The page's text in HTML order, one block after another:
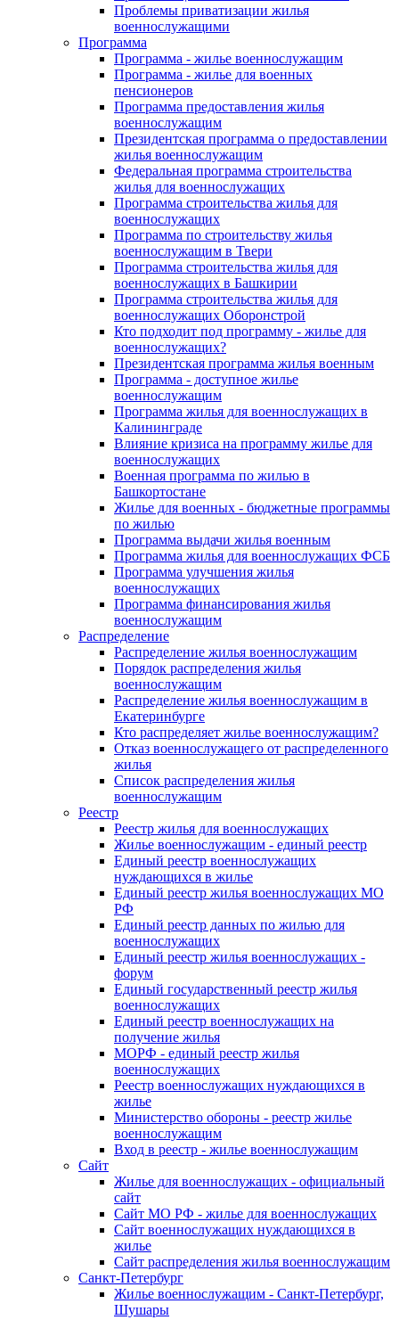
Проблемы приватизации жилья
военнослужащими
Программа
Программа - жилье военнослужащим
Программа - жилье для военных
пенсионеров
Программа предоставления жилья
военнослужащим
Президентская программа о предоставлении
жилья военнослужащим
Федеральная программа строительства
жилья для военнослужащих
Программа строительства жилья для
военнослужащих
Программа по строительству жилья
военнослужащим в Твери
Программа строительства жилья для
военнослужащих в Башкирии
Программа строительства жилья для
военнослужащих Оборонстрой
Кто подходит под программу - жилье для
военнослужащих?
Президентская программа жилья военным
Программа - доступное жилье
военнослужащим
Программа жилья для военнослужащих в
Калининграде
Влияние кризиса на программу жилье для
военнослужащих
Военная программа по жилью в
Башкортостане
Жилье для военных - бюджетные программы
по жилью
Программа выдачи жилья военным
Программа жилья для военнослужащих ФСБ
Программа улучшения жилья
военнослужащих
Программа финансирования жилья
военнослужащим
Распределение
Распределение жилья военнослужащим
Порядок распределения жилья
военнослужащим
Распределение жилья военнослужащим в
Екатеринбурге
Кто распределяет жилье военнослужащим?
Отказ военнослужащего от распределенного
жилья
Список распределения жилья
военнослужащим
Реестр
Реестр жилья для военнослужащих
Жилье военнослужащим - единый реестр
Единый реестр военнослужащих
нуждающихся в жилье
Единый реестр жилья военнослужащих МО
РФ
Единый реестр данных по жилью для
военнослужащих
Единый реестр жилья военнослужащих -
форум
Единый государственный реестр жилья
военнослужащих
Единый реестр военнослужащих на
получение жилья
МОРФ - единый реестр жилья
военнослужащих
Реестр военнослужащих нуждающихся в
жилье
Министерство обороны - реестр жилье
военнослужащим
Вход в реестр - жилье военнослужащим
Сайт
Жилье для военнослужащих - официальный
сайт
Сайт МО РФ - жилье для военнослужащих
Сайт военнослужащих нуждающихся в
жилье
Сайт распределения жилья военнослужащим
Санкт-Петербург
Жилье военнослужащим - Санкт-Петербург,
Шушары